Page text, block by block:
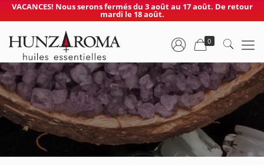
VACANCES! Nous serons fermés du 3 août au 17 août. De retour
mardi le 18 août.
0